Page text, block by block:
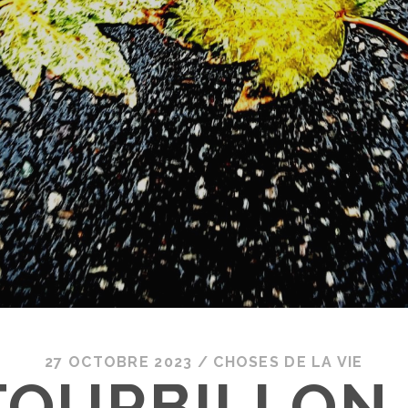
27 OCTOBRE 2023 / CHOSES DE LA VIE